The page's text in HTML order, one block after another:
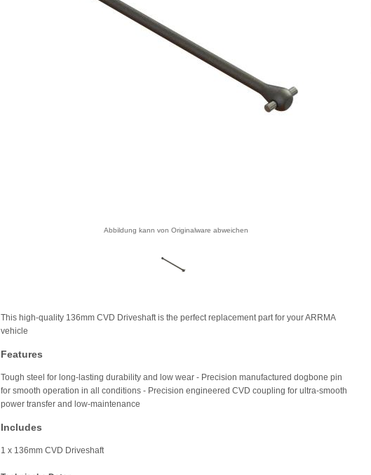
Abbildung kann von Originalware abweichen
This high-quality 136mm CVD Driveshaft is the perfect replacement part for your ARRMA
vehicle
Features
Tough steel for long-lasting durability and low wear - Precision manufactured dogbone pin
for smooth operation in all conditions - Precision engineered CVD coupling for ultra-smooth
power transfer and low-maintenance
Includes
1 x 136mm CVD Driveshaft